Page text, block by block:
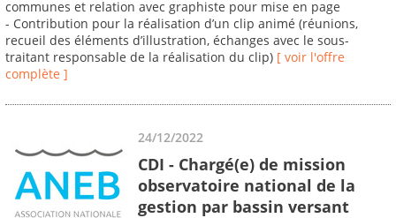
communes et relation avec graphiste pour mise en page
- Contribution pour la réalisation d’un clip animé (réunions,
recueil des éléments d’illustration, échanges avec le sous-
traitant responsable de la réalisation du clip) [ voir l'offre
complète ]
24/12/2022
CDI - Chargé(e) de mission
observatoire national de la
gestion par bassin versant